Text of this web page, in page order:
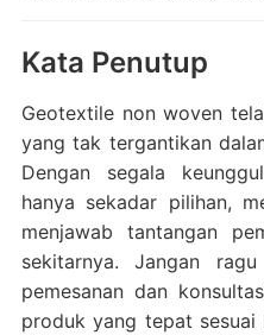
Kata Penutup
Geotextile non woven
yang tak tergantikan
Dengan segala
hanya sekadar pilihan,
menjawab tantangan
sekitarnya. Jangan
pemesanan dan
produk yang tepat